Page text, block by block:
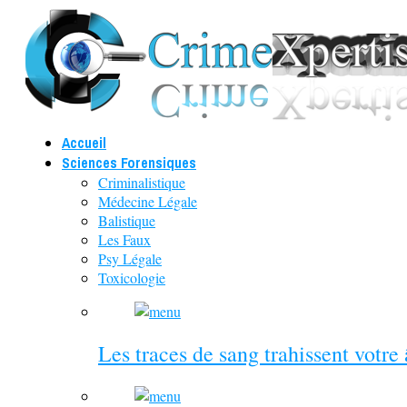
Accueil
Sciences Forensiques
Criminalistique
Médecine Légale
Balistique
Les Faux
Psy Légale
Toxicologie
Les traces de sang trahissent votre